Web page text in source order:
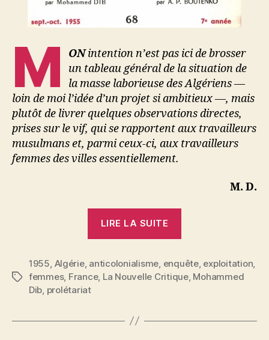
M ONintention n’est pas ici de brosser
un tableau général de la situation de
la masse laborieuse des Algériens —
loin de moi l’idée d’un projet si ambitieux —, mais
plutôt de livrer quelques observations directes,
prises sur le vif, qui se rapportent aux travailleurs
musulmans et, parmi ceux-ci, aux travailleurs
femmes des villes essentiellement.
M. D.
LIRE LA SUITE
Prolétaires
algériens.
Étiquettes
1955 Algérie, anticolonialisme enquête, exploitation
femmes, France, La Nouvelle Critique, Mohammed
Dib prolétariat